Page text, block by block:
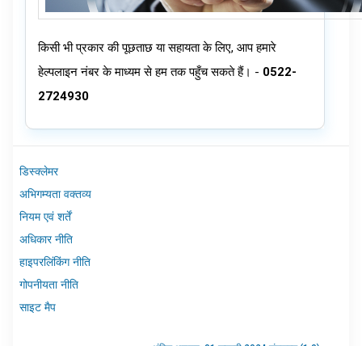
किसी भी प्रकार की पूछताछ या सहायता के लिए, आप हमारे
हेल्पलाइन नंबर के माध्यम से हम तक पहुँच सकते हैं। - 0522-
2724930
डिस्क्लेमर
अभिगम्यता वक्तव्य
नियम एवं शर्तें
अधिकार नीति
हाइपरलिंकिंग नीति
गोपनीयता नीति
साइट मैप